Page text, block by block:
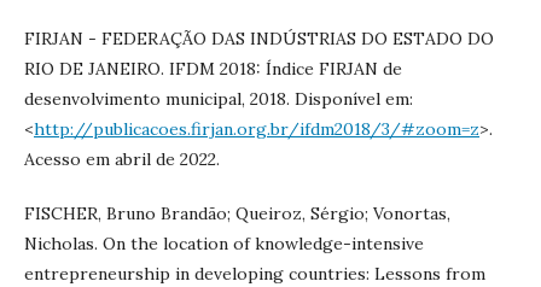
FIRJAN - FEDERAÇÃO DAS INDÚSTRIAS DO ESTADO DO
RIO DE JANEIRO. IFDM 2018: Índice FIRJAN de
desenvolvimento municipal, 2018. Disponível em:
<http://publicacoes.firjan.org.br/ifdm2018/3/#zoom=z>.
Acesso em abril de 2022.
FISCHER, Bruno Brandão; Queiroz, Sérgio; Vonortas,
Nicholas. On the location of knowledge-intensive
entrepreneurship in developing countries: Lessons from